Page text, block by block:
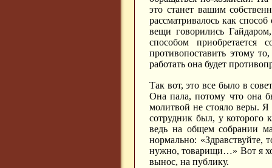
это станет вашим
рассматривалось как
вещи говорились
способом приобретается
противопоставить этому
работать она будет
Так вот, это все было в
Она пала, потому что она
молитвой не стояло веры. Я
сотрудник был, у которого
ведь на общем собрании
нормально:
нужно, товарищи…» Вот я
вынос, на публику.